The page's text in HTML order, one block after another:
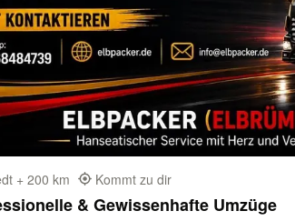
+ 200 km Kommt zu dir
- Professionelle & Gewissenhafte Umzüge